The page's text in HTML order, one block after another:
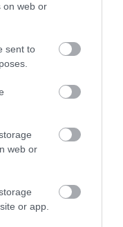
on web or
sent to
web or
or app.